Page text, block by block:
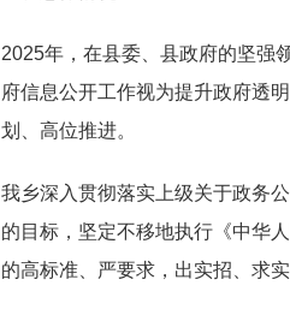
2025年，在县委、县政府的坚强
府信息公开工作视为提升政府透
划、高位推进。
我乡深入贯彻落实上级关于政务
的目标，坚定不移地执行《中华
的高标准、严要求，出实招、求